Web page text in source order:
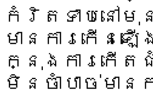
កំរិតទាបនៅមុ
មានការកើន
ក្នុងការកើតជំ
មិនចាំបាច់មា